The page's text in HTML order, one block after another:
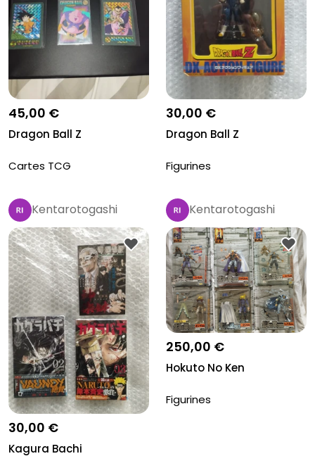
45,00 €
Dragon Ball Z
Cartes TCG
30,00 €
Dragon Ball Z
Figurines
Kentarotogashi
30,00 €
Kagura Bachi
Kentarotogashi
250,00 €
Hokuto No Ken
Figurines